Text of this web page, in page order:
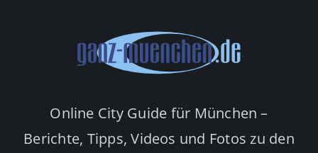
Online City Guide für München –
Berichte, Tipps, Videos und Fotos zu den